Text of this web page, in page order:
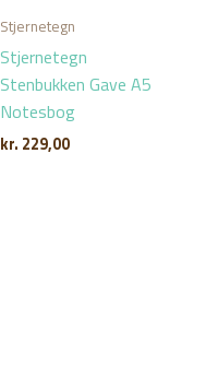
Stjernetegn
Stjernetegn
Stenbukken Gave A5
Notesbog
kr. 229,00